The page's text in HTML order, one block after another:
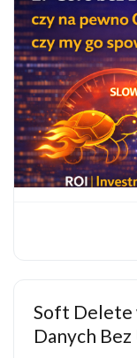
Soft Delete
Danych